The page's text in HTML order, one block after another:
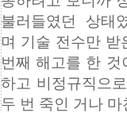
불러들였던 상태
며 기술 전수만 받
번째 해고를 한 것
하고 비정규직으
두 번 죽인 거나